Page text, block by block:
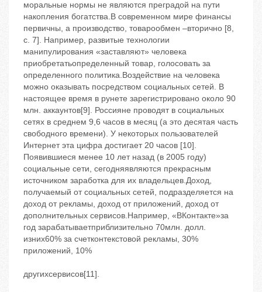
моральные нормы не являются преградой на пути
накопления богатства.В современном мире финансы
первичны, а производство, товарообмен –вторично [8,
с. 7]. Например, развитые технологии
манипулирования «заставляют» человека
приобретатьопределенный товар, голосовать за
определенного политика.Воздействие на человека
можно оказывать посредством социальных сетей. В
настоящее время в рунете зарегистрировано около 90
млн. аккаунтов[9]. Россияне проводят в социальных
сетях в среднем 9,6 часов в месяц (а это десятая часть
свободного времени). У некоторых пользователей
Интернет эта цифра достигает 20 часов [10].
Появившиеся менее 10 лет назад (в 2005 году)
социальные сети, сегодняявляются прекрасным
источником заработка для их владельцев.Доход,
получаемый от социальных сетей, подразделяется на
доход от рекламы, доход от приложений, доход от
дополнительных сервисов.Например, «ВКонтакте»за
год зарабатываетприблизительно 70млн. долл.
изних60% за счетконтекстовой рекламы, 30%
приложений, 10%
другихсервисов[11].